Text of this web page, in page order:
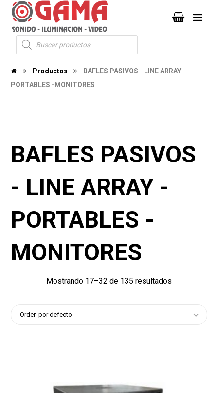
Productos
BAFLES PASIVOS - LINE ARRAY -
PORTABLES -MONITORES
BAFLES PASIVOS
- LINE ARRAY -
PORTABLES -
MONITORES
Mostrando 17–32 de 135 resultados
Orden por defecto